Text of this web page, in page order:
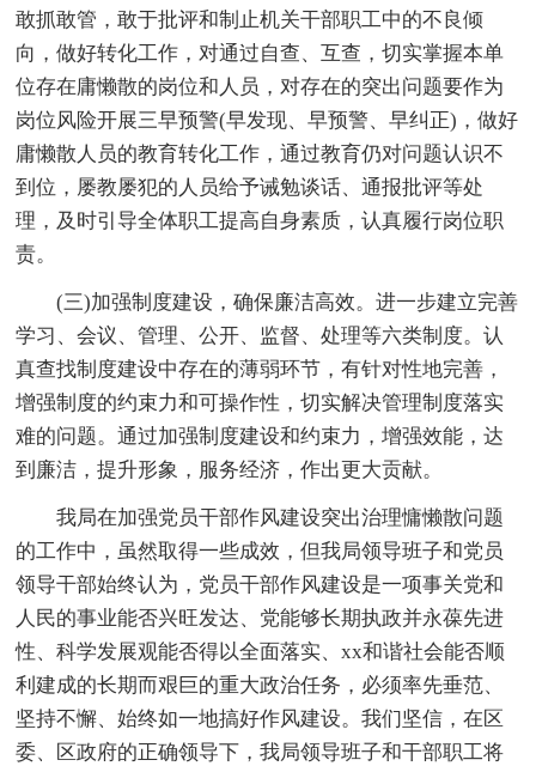
敢抓敢管，敢于批评和制止机关干部职工中的不良倾
向，做好转化工作，对通过自查、互查，切实掌握本单
位存在庸懒散的岗位和人员，对存在的突出问题要作为
岗位风险开展三早预警(早发现、早预警、早纠正)，做好
庸懒散人员的教育转化工作，通过教育仍对问题认识不
到位，屡教屡犯的人员给予诫勉谈话、通报批评等处
理，及时引导全体职工提高自身素质，认真履行岗位职
责。
(三)加强制度建设，确保廉洁高效。进一步建立完善
学习、会议、管理、公开、监督、处理等六类制度。认
真查找制度建设中存在的薄弱环节，有针对性地完善，
增强制度的约束力和可操作性，切实解决管理制度落实
难的问题。通过加强制度建设和约束力，增强效能，达
到廉洁，提升形象，服务经济，作出更大贡献。
我局在加强党员干部作风建设突出治理慵懒散问题
的工作中，虽然取得一些成效，但我局领导班子和党员
领导干部始终认为，党员干部作风建设是一项事关党和
人民的事业能否兴旺发达、党能够长期执政并永葆先进
性、科学发展观能否得以全面落实、xx和谐社会能否顺
利建成的长期而艰巨的重大政治任务，必须率先垂范、
坚持不懈、始终如一地搞好作风建设。我们坚信，在区
委、区政府的正确领导下，我局领导班子和干部职工将